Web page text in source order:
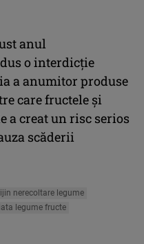
anul
o interdicţie
a anumitor produse
care fructele şi
a creat un risc serios
scăderii
nerecoltare legume
legume fructe